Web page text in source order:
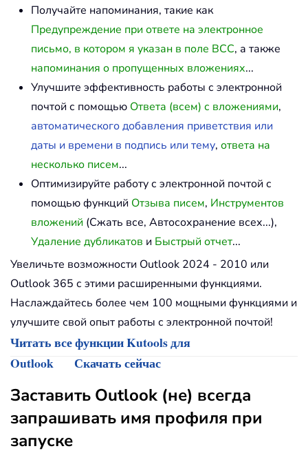
Получайте напоминания, такие как
Предупреждение при ответе на электронное
письмо, в котором я указан в поле BCC, а также
напоминания о пропущенных вложениях...
Улучшите эффективность работы с электронной
почтой с помощью Ответа (всем) с вложениями,
автоматического добавления приветствия или
даты и времени в подпись или тему, ответа на
несколько писем...
Оптимизируйте работу с электронной почтой с
помощью функций Отзыва писем, Инструментов
вложений (Сжать все, Автосохранение всех...),
Удаление дубликатов и Быстрый отчет...
Увеличьте возможности Outlook 2024 - 2010 или
Outlook 365 с этими расширенными функциями.
Наслаждайтесь более чем 100 мощными функциями и
улучшите свой опыт работы с электронной почтой!
Читать все функции Kutools для
Outlook
Скачать сейчас
Заставить Outlook (не) всегда
запрашивать имя профиля при
запуске